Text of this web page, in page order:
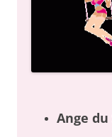
Ange du